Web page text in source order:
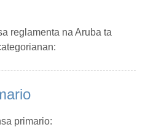
reglamenta na Aruba ta
primario: